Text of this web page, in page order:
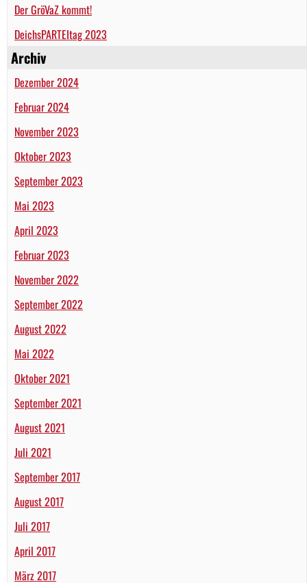
Der GröVaZ kommt!
DeichsPARTEItag 2023
Archiv
Dezember 2024
Februar 2024
November 2023
Oktober 2023
September 2023
Mai 2023
April 2023
Februar 2023
November 2022
September 2022
August 2022
Mai 2022
Oktober 2021
September 2021
August 2021
Juli 2021
September 2017
August 2017
Juli 2017
April 2017
März 2017